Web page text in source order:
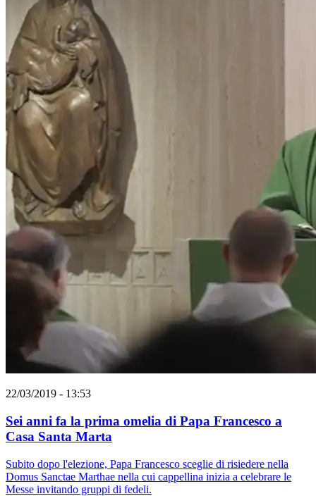
22/03/2019 - 13:53
Sei anni fa la prima omelia di Papa Francesco a
Casa Santa Marta
Subito dopo l'elezione, Papa Francesco sceglie di risiedere nella
Domus Sanctae Marthae nella cui cappellina inizia a celebrare le
Messe invitando gruppi di fedeli.